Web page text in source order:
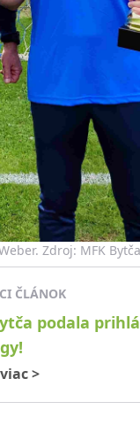
Zdroj: MFK Bytča
ČLÁNOK
podala
>